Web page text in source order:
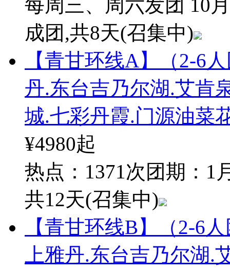
每周三、周六发团 10
成团 ,共8天(召集中)
【青甘环线A】（2-6
丹.东台吉乃尔湖.艾肯
城.七彩丹霞.门源油菜
¥4980起
热点：1371次 团期：1
共12天(召集中)
【青甘环线B】（2-6
上雅丹.东台吉乃尔湖.